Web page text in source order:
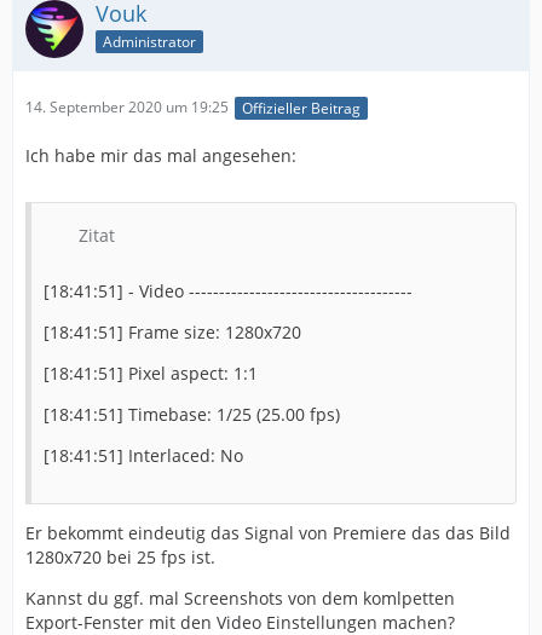
Vouk
Administrator
14. September 2020 um 19:25 Offizieller Beitrag
Ich habe mir das mal angesehen:
Zitat
[18:41:51] - Video -------------------------------------
[18:41:51] Frame size: 1280x720
[18:41:51] Pixel aspect: 1:1
[18:41:51] Timebase: 1/25 (25.00 fps)
[18:41:51] Interlaced: No
Er bekommt eindeutig das Signal von Premiere das das Bild
1280x720 bei 25 fps ist.
Kannst du ggf. mal Screenshots von dem komlpetten
Export-Fenster mit den Video Einstellungen machen?